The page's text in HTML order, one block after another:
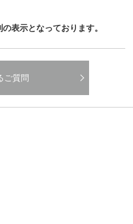
表示となっております。
ご質問